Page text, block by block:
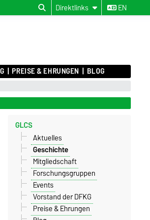
Direktlinks EN
PREISE & EHRUNGEN BLOG
GLCS
Aktuelles
Geschichte
Mitgliedschaft
Forschungsgruppen
Events
Vorstand der DFKG
Preise & Ehrungen